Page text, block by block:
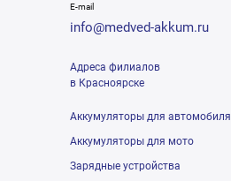
E-mail
info@medved-akkum.ru
Адреса филиалов
в Красноярске
Аккумуляторы для автомобиля
Аккумуляторы для мото
Зарядные устройства